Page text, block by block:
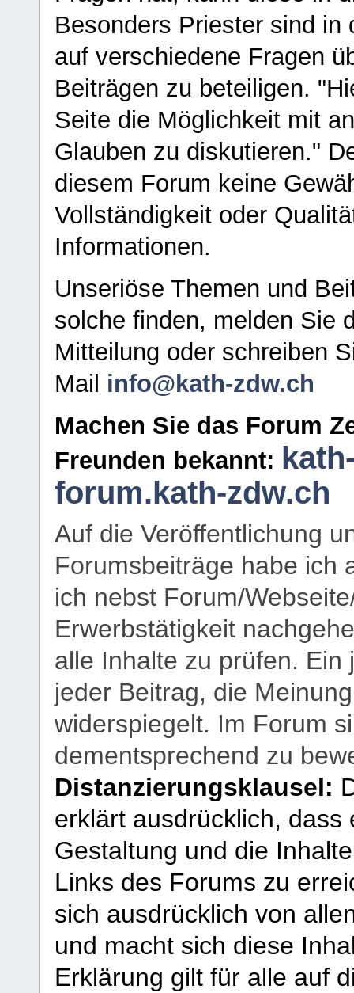
Besonders Priester sind in
auf verschiedene Fragen
Beiträgen zu beteiligen.
Seite die Möglichkeit mit
Glauben zu diskutieren."
diesem Forum keine
Vollständigkeit oder
Informationen.
Unseriöse Themen und
solche finden, melden Sie
Mitteilung oder schreiben
Mail info@kath-zdw.ch
Machen Sie das Forum
Freunden bekannt:
forum.kath-zdw.ch
Auf die Veröffentlichung
Forumsbeiträge habe ich
ich nebst Forum/
Erwerbstätigkeit
alle Inhalte zu prüfen.
jeder Beitrag, die
widerspiegelt. Im Forum
dementsprechend zu
Distanzierungsklausel:
erklärt ausdrücklich,
Gestaltung und die
Links des Forums zu
sich ausdrücklich von
und macht sich diese
Erklärung gilt für alle auf